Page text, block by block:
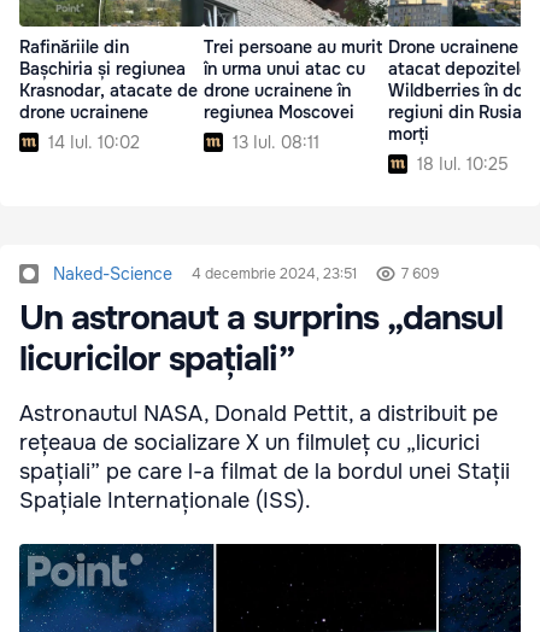
Rafinăriile din
Bașchiria și regiunea
Krasnodar, atacate de
drone ucrainene
14 Iul. 10:02
Trei persoane au murit
în urma unui atac cu
drone ucrainene în
regiunea Moscovei
13 Iul. 08:11
Drone ucrainene
atacat depozitele
Wildberries în
regiuni din Rusia:
morți
18 Iul. 10:25
Naked-Science 4 decembrie 2024, 23:51 7 609
Un astronaut a surprins „dansul
licuricilor spațiali”
Astronautul NASA, Donald Pettit, a distribuit pe
rețeaua de socializare X un filmuleț cu „licurici
spațiali” pe care l-a filmat de la bordul unei Stații
Spațiale Internaționale (ISS).